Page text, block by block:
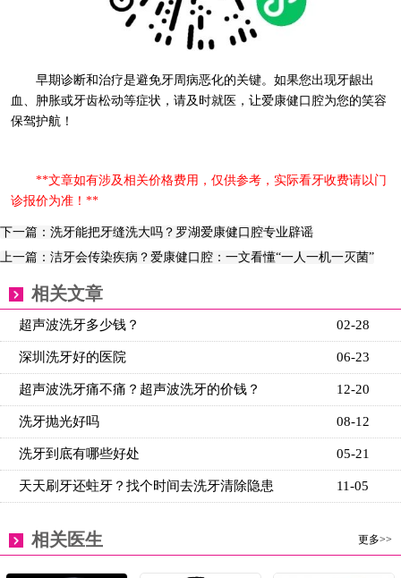
早期诊断和治疗是避免牙周病恶化的关键。如果您出现牙龈出
血、肿胀或牙齿松动等症状，请及时就医，让爱康健口腔为您的笑容
保驾护航！
**文章如有涉及相关价格费用，仅供参考，实际看牙收费请以门
诊报价为准！**
下一篇：洗牙能把牙缝洗大吗？罗湖爱康健口腔专业辟谣
上一篇：洁牙会传染疾病？爱康健口腔：一文看懂“一人一机一灭菌”
相关文章
02-28
超声波洗牙多少钱？
06-23
深圳洗牙好的医院
12-20
超声波洗牙痛不痛？超声波洗牙的价钱？
08-12
洗牙抛光好吗
05-21
洗牙到底有哪些好处
11-05
天天刷牙还蛀牙？找个时间去洗牙清除隐患
更多>>
相关医生